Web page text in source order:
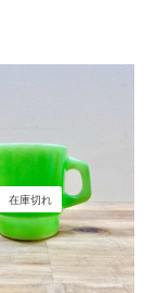
在庫切れ